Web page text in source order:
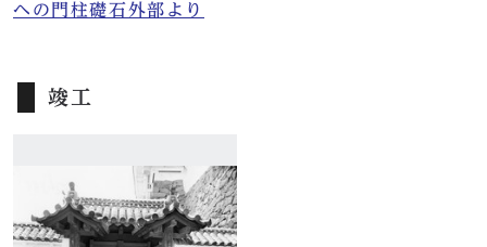
ヘの門柱礎石外部より
竣工